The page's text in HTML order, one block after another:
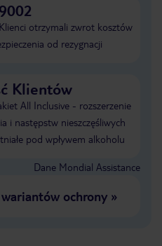
otrzymali zwrot kosztów
od rezygnacji
Klientów
All Inclusive - rozszerzenie
i następstw nieszczęśliwych
pod wpływem alkoholu
Dane Mondial Assistance
wariantów ochrony»